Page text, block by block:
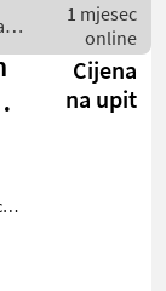
1 mjesec
online
Cijena
na upit